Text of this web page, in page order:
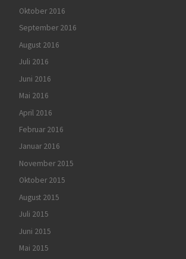
Oktober 2016
September 2016
August 2016
Juli 2016
Juni 2016
Mai 2016
April 2016
Februar 2016
Januar 2016
November 2015
Oktober 2015
August 2015
Juli 2015
Juni 2015
Mai 2015